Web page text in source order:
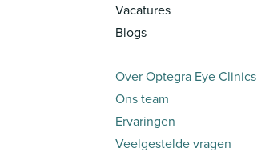
Vacatures
Blogs
Over Optegra Eye Clinics
Ons team
Ervaringen
Veelgestelde vragen